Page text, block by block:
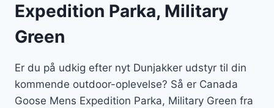
Expedition Parka, Military
Green
Er du på udkig efter nyt Dunjakker udstyr til din
kommende outdoor-oplevelse? Så er Canada
Goose Mens Expedition Parka, Military Green fra